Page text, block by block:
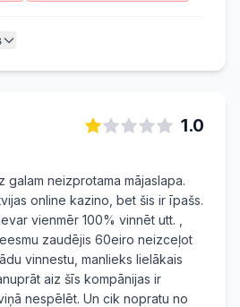
1.0
galam neizprotama mājaslapa.
online kazino, bet šis ir īpašs.
vienmēr 100% vinnēt utt. ,
zaudējis 60eiro neizceļot
vinnestu, manlieks lielākais
aiz šīs kompānijas ir
nespēlēt. Un cik nopratu no